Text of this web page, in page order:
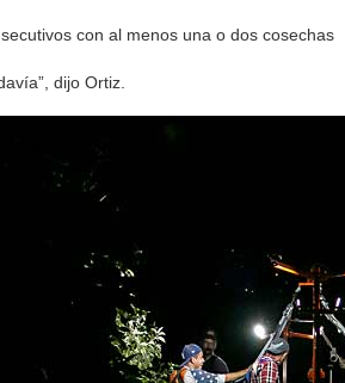
con al menos una o dos cosechas
dijo Ortiz.